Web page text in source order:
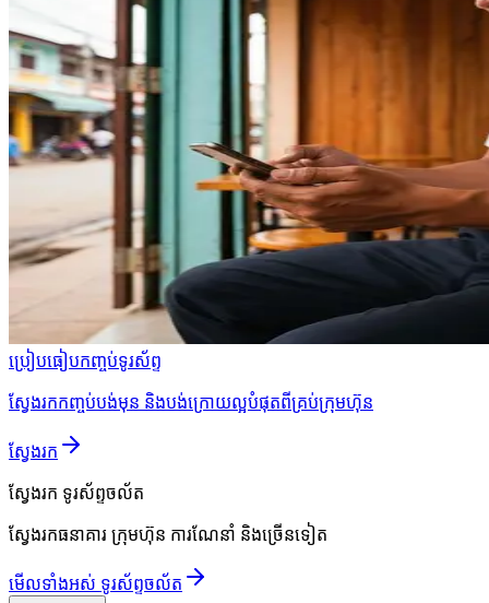
ប្រៀបធៀបកញ្ចប់ទូរស័ព្ទ
ស្វែងរកកញ្ចប់បង់មុន និងបង់ក្រោយល្អបំផុតពីគ្រប់ក្រុមហ៊ុន
ស្វែងរក
ស្វែងរក ទូរស័ព្ទចល័ត
ស្វែងរកធនាគារ ក្រុមហ៊ុន ការណែនាំ និងច្រើនទៀត
មើលទាំងអស់ ទូរស័ព្ទចល័ត